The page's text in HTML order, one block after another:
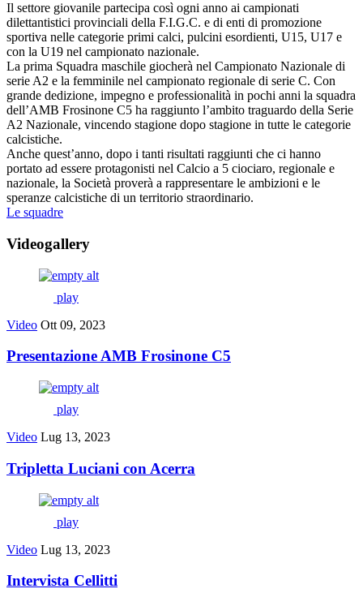
Il settore giovanile partecipa così ogni anno ai campionati
dilettantistici provinciali della F.I.G.C. e di enti di promozione
sportiva nelle categorie primi calci, pulcini esordienti, U15, U17 e
con la U19 nel campionato nazionale.
La prima Squadra maschile giocherà nel Campionato Nazionale di
serie A2 e la femminile nel campionato regionale di serie C. Con
grande dedizione, impegno e professionalità in pochi anni la squadra
dell’AMB Frosinone C5 ha raggiunto l’ambito traguardo della Serie
A2 Nazionale, vincendo stagione dopo stagione in tutte le categorie
calcistiche.
Anche quest’anno, dopo i tanti risultati raggiunti che ci hanno
portato ad essere protagonisti nel Calcio a 5 ciociaro, regionale e
nazionale, la Società proverà a rappresentare le ambizioni e le
speranze calcistiche di un territorio straordinario.
Le squadre
Videogallery
play
Video Ott 09, 2023
Presentazione AMB Frosinone C5
play
Video Lug 13, 2023
Tripletta Luciani con Acerra
play
Video Lug 13, 2023
Intervista Cellitti